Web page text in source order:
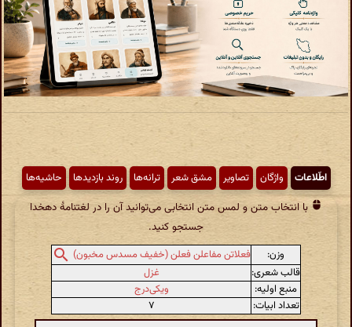
اطّلاعات واژگان تصاویر مشق شعر ترانه‌ها روند بازدیدها حاشیه‌ها
با انتخاب متن و لمس متن انتخابی می‌توانید آن را در لغتنامهٔ دهخدا
جستجو کنید.
وزن:
فعلاتن مفاعلن فعلن (خفیف مسدس مخبون)
قالب شعری:
غزل
منبع اولیه:
ویکی‌درج
تعداد ابیات:
۷